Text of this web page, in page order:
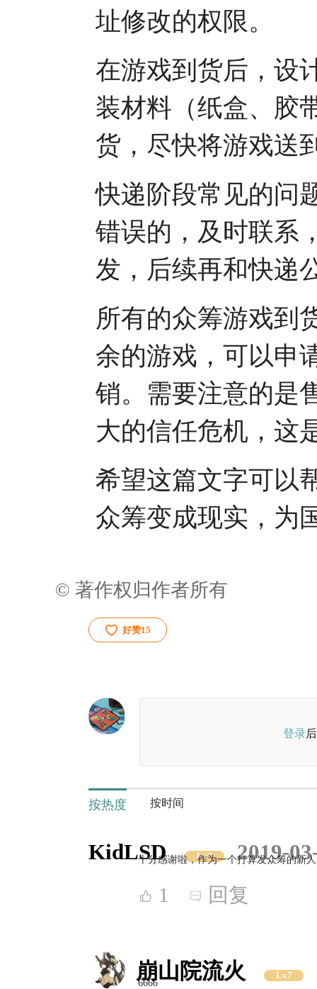
址修改的权限。
在游戏到货后，设
装材料（纸盒、胶
货，尽快将游戏送
快递阶段常见的问
错误的，及时联系
发，后续再和快递
所有的众筹游戏到
余的游戏，可以申
销。需要注意的是
大的信任危机，这
希望这篇文字可以
众筹变成现实，为
© 著作权归作者所有
好赞15
登录
按热度 按时间
KidLSD Lv7 2019-
十分感谢啦，作为一个打算发众筹的新
1 回复
崩山院流火 Lv7
6666